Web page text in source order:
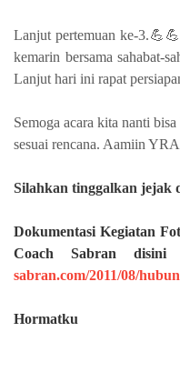
Lanjut pertemuan ke-3.💪💪
kemarin bersama sahabat-
Lanjut hari ini rapat
Semoga acara kita nanti
sesuai rencana. Aamiin YRA
Silahkan tinggalkan jejak
Dokumentasi Kegiatan
Coach Sabran
sabran.com/2011/08/
Hormatku